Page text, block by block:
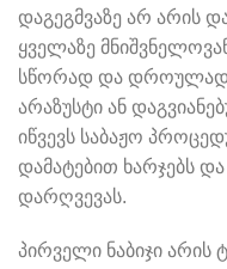
დაგეგმვაზე არ არის
ყველაზე
სწორად და დროულად
არაზუსტი ან
იწვევს საბაჟო
დამატებით ხარჯებს
დარღვევას.
პირველი ნაბიჯი არის